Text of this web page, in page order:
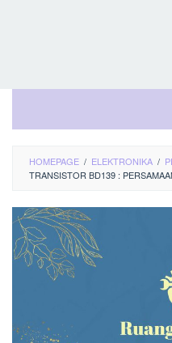
HOMEPAGE / ELEKTRONIKA /
TRANSISTOR BD139 :